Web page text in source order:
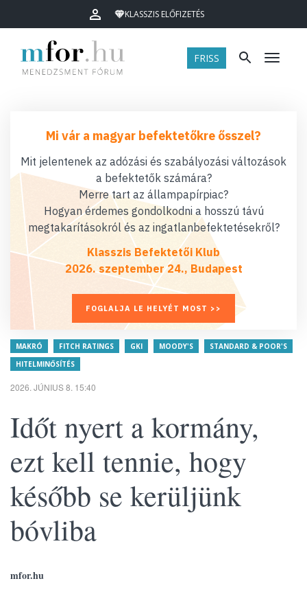
KLASSZIS ELŐFIZETÉS
FRISS Menü
Mi vár a magyar befektetőkre ősszel?
Mit jelentenek az adózási és szabályozási változások
a befektetők számára?
Merre tart az állampapírpiac?
Hogyan érdemes gondolkodni a hosszú távú
megtakarításokról és az ingatlanbefektetésekről?
Klasszis Befektetői Klub
2026. szeptember 24., Budapest
FOGLALJA LE HELYÉT MOST >>
MAKRÓ FITCH RATINGS GKI MOODY'S
STANDARD & POOR'S
HITELMINŐSÍTÉS
2026. JÚNIUS 8. 15:40
Időt nyert a kormány,
ezt kell tennie, hogy
később se kerüljünk
bóvliba
mfor.hu